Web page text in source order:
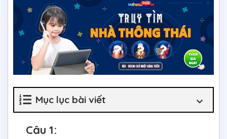
Mục lục bài viết
Câu 1: